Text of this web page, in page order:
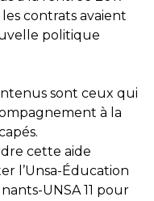
contrats avaient
politique
sont ceux qui
à la
cette aide
l’Unsa-Éducation
UNSA 11 pour